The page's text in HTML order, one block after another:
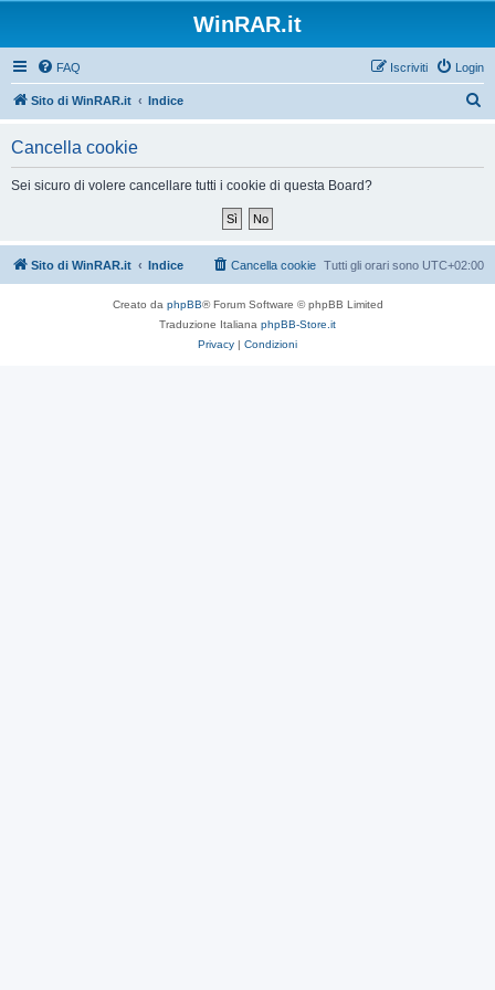
WinRAR.it
FAQ Login
Iscriviti
Sito di WinRAR.it Indice
Cancella cookie
Sei sicuro di volere cancellare tutti i cookie di questa Board?
Sito di WinRAR.it Indice Tutti gli orari sono UTC+02:00
Cancella cookie
Creato da phpBB® Forum Software © phpBB Limited
Traduzione Italiana phpBB-Store.it
Privacy | Condizioni